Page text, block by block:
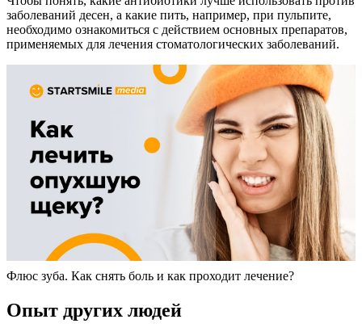
заболеваний десен, а какие пить, например, при пульпите,
необходимо ознакомиться с действием основных препаратов,
применяемых для лечения стоматологических заболеваний.
Флюс зуба. Как снять боль и как проходит лечение?
Опыт других людей